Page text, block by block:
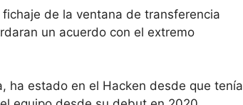
de la ventana de transferencia
un acuerdo con el extremo
ha estado en el Hacken desde que tenía